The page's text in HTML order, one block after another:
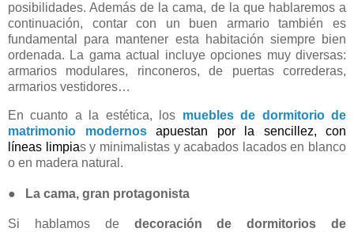
posibilidades. Además de la cama, de la que hablaremos a
continuación, contar con un buen armario también es
fundamental para mantener esta habitación siempre bien
ordenada. La gama actual incluye opciones muy diversas:
armarios modulares, rinconeros, de puertas correderas,
armarios vestidores…
En cuanto a la estética, los muebles de dormitorio de
matrimonio modernos
apuestan por la sencillez, con
líneas limpias y minimalistas y acabados lacados en blanco
o en madera natural.
● La cama, gran protagonista
Si hablamos de decoración de dormitorios de